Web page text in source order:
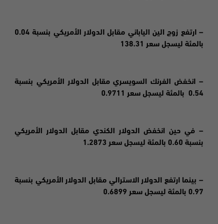
– ارتفع زوج الين الياباني مقابل الدولار الأمريكي بنسبة 0.04
بالمئة ليسجل سعر 138.31
– انخفض الفرنك السويسري مقابل الدولار الأمريكي بنسبة
0.54 بالمئة ليسجل سعر 0.9711
– في حين انخفض الدولار الكندي مقابل الدولار الأمريكي
بنسبة 0.60 بالمئة ليسجل سعر 1.2873
– بينما ارتفع الدولار الاسترالي مقابل الدولار الأمريكي بنسبة
0.97 بالمئة ليسجل سعر 0.6899